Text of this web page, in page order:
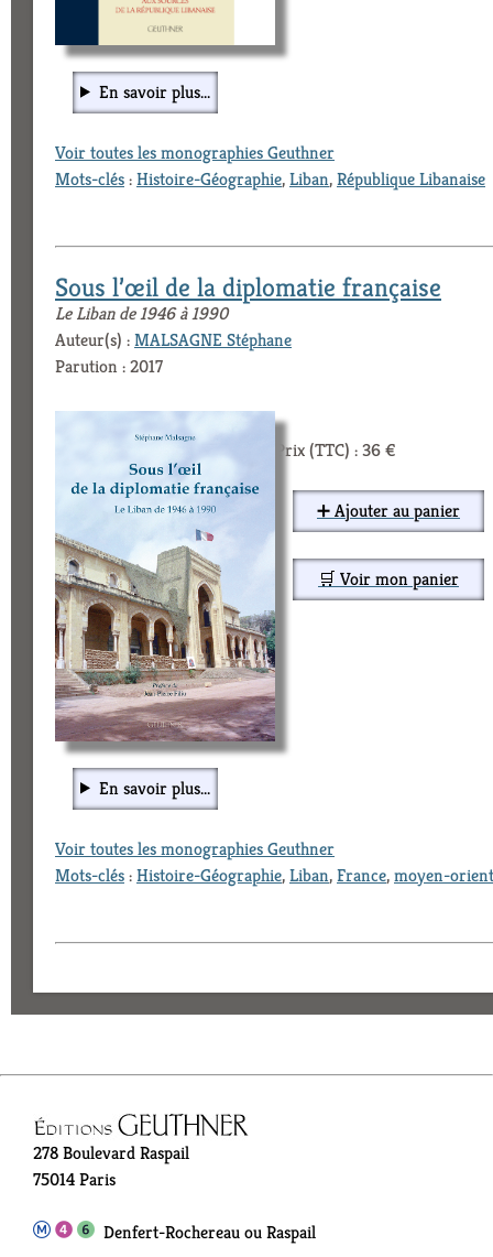
En savoir plus...
Voir toutes les monographies Geuthner
Mots-clés:Histoire-Géographie,Liban,République Libanaise
Sous l’œil de la diplomatie française
Le Liban de 1946 à 1990
Auteur(s) :MALSAGNE Stéphane
Parution : 2017
Prix (TTC) : 36 €
➕ Ajouter au panier
🛒 Voir mon panier
En savoir plus...
Voir toutes les monographies Geuthner
Mots-clés:Histoire-Géographie,Liban,France,moyen-orient
278 Boulevard Raspail
75014 Paris
Denfert-Rochereau ou Raspail